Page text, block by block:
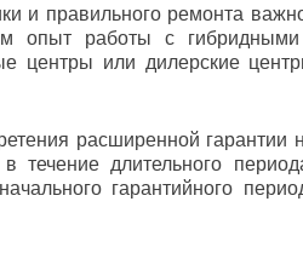
и правильного ремонта
опыт работы с гибридными
центры или дилерские
расширенной гарантии
течение длительного
гарантийного